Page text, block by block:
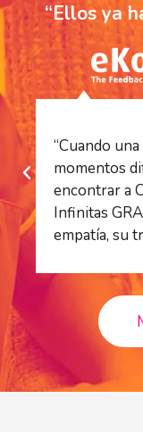
“Ellos ya
“Cuando
momentos
encontrar a
Infinitas
empatía, su